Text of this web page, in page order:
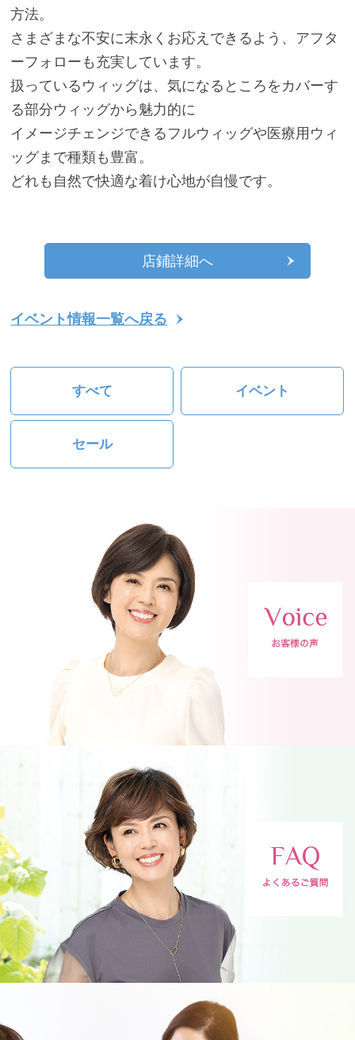
方法。
さまざまな不安に末永くお応えできるよう、アフタ
ーフォローも充実しています。
扱っているウィッグは、気になるところをカバーす
る部分ウィッグから魅力的に
イメージチェンジできるフルウィッグや医療用ウィ
ッグまで種類も豊富。
どれも自然で快適な着け心地が自慢です。
店鋪詳細へ
イベント情報一覧へ戻る
すべて イベント
セール